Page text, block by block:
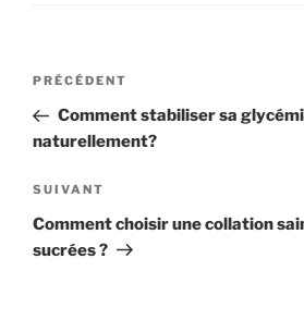
Navigation
l’article
Article
précédent
PRÉCÉDENT
Comment stabiliser sa
naturellement?
Article
suivant
SUIVANT
Comment choisir une collation
sucrées ?